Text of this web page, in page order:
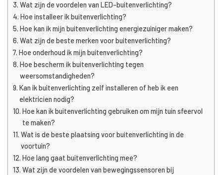
Wat zijn de voordelen van LED-buitenverlichting?
Hoe installeer ik buitenverlichting?
Hoe kan ik mijn buitenverlichting energiezuiniger maken?
Wat zijn de beste merken voor buitenverlichting?
Hoe onderhoud ik mijn buitenverlichting?
Hoe bescherm ik buitenverlichting tegen
weersomstandigheden?
Kan ik buitenverlichting zelf installeren of heb ik een
elektricien nodig?
Hoe kan ik buitenverlichting gebruiken om mijn tuin sfeervol
te maken?
Wat is de beste plaatsing voor buitenverlichting in de
voortuin?
Hoe lang gaat buitenverlichting mee?
Wat zijn de voordelen van bewegingssensoren bij